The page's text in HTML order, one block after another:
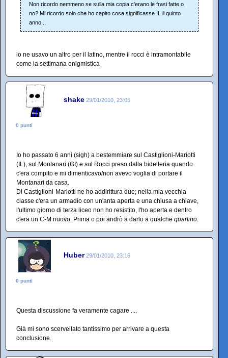
Non ricordo nemmeno se sulla mia copia c'erano le frasi fatte o
no? Mi ricordo solo che ho capito cosa significasse IL il quinto
anno...
io ne usavo un altro per il latino, mentre il rocci è intramontabile
come la settimana enigmistica
shake 29/01/2010, 23:05
0 punti
Io ho passato 6 anni (sigh) a bestemmiare sul Castiglioni-Mariotti
(IL), sul Montanari (GI) e sul Rocci preso dalla bidelleria quando
c'era compito e mi dimenticavo/non avevo voglia di portare il
Montanari da casa.
Di Castiglioni-Mariotti ne ho addirittura due; nella mia vecchia
classe c'era un armadio con un'anta aperta e una chiusa a chiave,
l'ultimo giorno di terza liceo non ho resistito, l'ho aperta e dentro
c'era un C-M nuovo. Prima o poi andrò a darlo a qualche quartino.
Huber 29/01/2010, 23:16
0 punti
Questa discussione fa veramente cagare ....
Già mi sono scervellato tantissimo per arrivare a questa
conclusione.